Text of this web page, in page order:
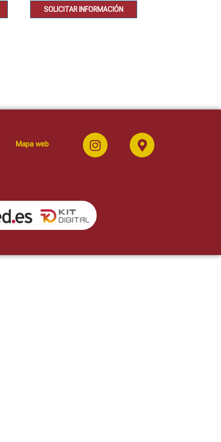
SOLICITAR INFORMACIÓN
Mapa web